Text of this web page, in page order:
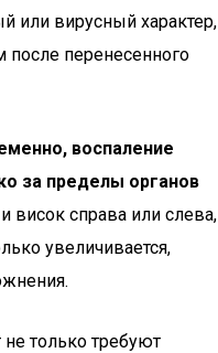
или вирусный характер,
после перенесенного
воспаление
за пределы органов
висок справа или слева,
увеличивается,
не только требуют